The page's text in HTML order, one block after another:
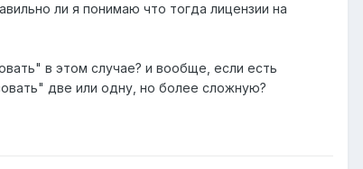
ли я понимаю что тогда лицензии на
в этом случае? и вообще, если есть
две или одну, но более сложную?